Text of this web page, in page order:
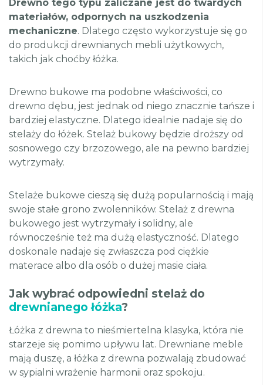
Drewno tego typu zaliczane jest do twardych
materiałów, odpornych na uszkodzenia
mechaniczne. Dlatego często wykorzystuje się go
do produkcji drewnianych mebli użytkowych,
takich jak choćby łóżka.
Drewno bukowe ma podobne właściwości, co
drewno dębu, jest jednak od niego znacznie tańsze i
bardziej elastyczne. Dlatego idealnie nadaje się do
stelaży do łóżek. Stelaż bukowy będzie droższy od
sosnowego czy brzozowego, ale na pewno bardziej
wytrzymały.
Stelaże bukowe cieszą się dużą popularnością i mają
swoje stałe grono zwolenników. Stelaż z drewna
bukowego jest wytrzymały i solidny, ale
równocześnie też ma dużą elastyczność. Dlatego
doskonale nadaje się zwłaszcza pod ciężkie
materace albo dla osób o dużej masie ciała.
Jak wybrać odpowiedni stelaż do
drewnianego łóżka?
Łóżka z drewna to nieśmiertelna klasyka, która nie
starzeje się pomimo upływu lat. Drewniane meble
mają duszę, a łóżka z drewna pozwalają zbudować
w sypialni wrażenie harmonii oraz spokoju.